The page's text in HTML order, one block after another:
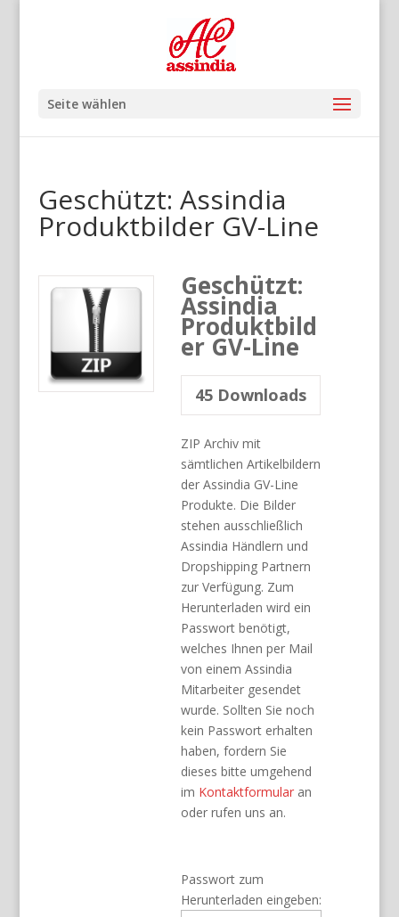
Seite wählen
Geschützt: Assindia
Produktbilder GV-Line
Geschützt:
Assindia
Produktbild
er GV-Line
45 Downloads
ZIP Archiv mit
sämtlichen Artikelbildern
der Assindia GV-Line
Produkte. Die Bilder
stehen ausschließlich
Assindia Händlern und
Dropshipping Partnern
zur Verfügung. Zum
Herunterladen wird ein
Passwort benötigt,
welches Ihnen per Mail
von einem Assindia
Mitarbeiter gesendet
wurde. Sollten Sie noch
kein Passwort erhalten
haben, fordern Sie
dieses bitte umgehend
im Kontaktformular an
oder rufen uns an.
Passwort zum
Herunterladen eingeben: